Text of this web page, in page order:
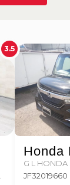
3.5
Honda
G L HONDA
JF32019660